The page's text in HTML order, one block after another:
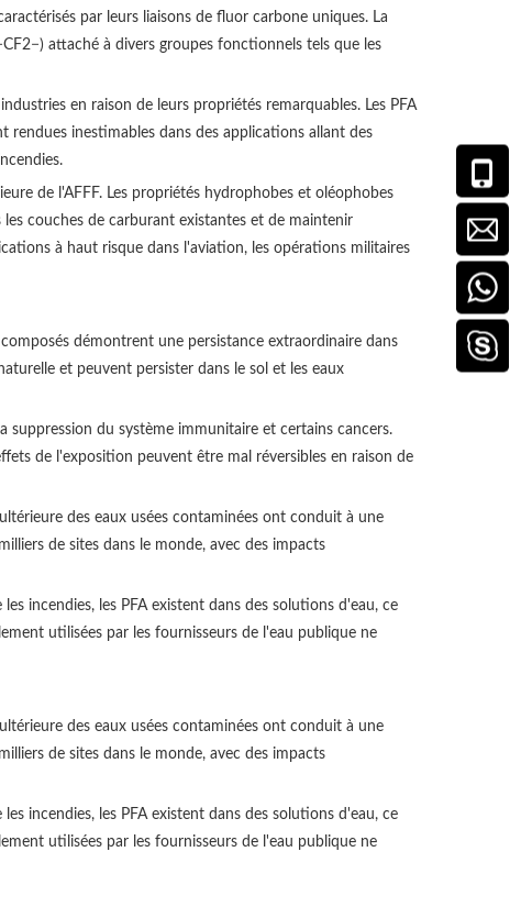
par leurs liaisons de fluor carbone uniques. La
attaché à divers groupes fonctionnels tels que les
en raison de leurs propriétés remarquables. Les PFA
rendues inestimables dans des applications allant des
de l'AFFF. Les propriétés hydrophobes et oléophobes
couches de carburant existantes et de maintenir
à haut risque dans l'aviation, les opérations militaires
démontrent une persistance extraordinaire dans
et peuvent persister dans le sol et les eaux
suppression du système immunitaire et certains cancers.
de l'exposition peuvent être mal réversibles en raison de
des eaux usées contaminées ont conduit à une
de sites dans le monde, avec des impacts
incendies, les PFA existent dans des solutions d'eau, ce
utilisées par les fournisseurs de l'eau publique ne
des eaux usées contaminées ont conduit à une
de sites dans le monde, avec des impacts
incendies, les PFA existent dans des solutions d'eau, ce
utilisées par les fournisseurs de l'eau publique ne